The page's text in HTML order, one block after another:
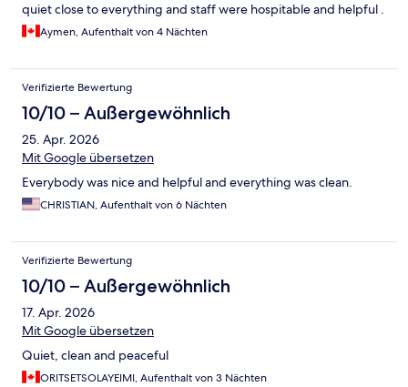
quiet close to everything and staff were hospitable and helpful .
Aymen, Aufenthalt von 4 Nächten
Verifizierte Bewertung
10/10 – Außergewöhnlich
25. Apr. 2026
Mit Google übersetzen
Everybody was nice and helpful and everything was clean.
CHRISTIAN, Aufenthalt von 6 Nächten
Verifizierte Bewertung
10/10 – Außergewöhnlich
17. Apr. 2026
Mit Google übersetzen
Quiet, clean and peaceful
ORITSETSOLAYEIMI, Aufenthalt von 3 Nächten